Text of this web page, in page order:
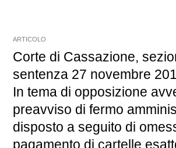
ARTICOLO
Corte di Cassazione,
sentenza 27 novembre
In tema di opposizione
preavviso di fermo
disposto a seguito di
pagamento di cartelle